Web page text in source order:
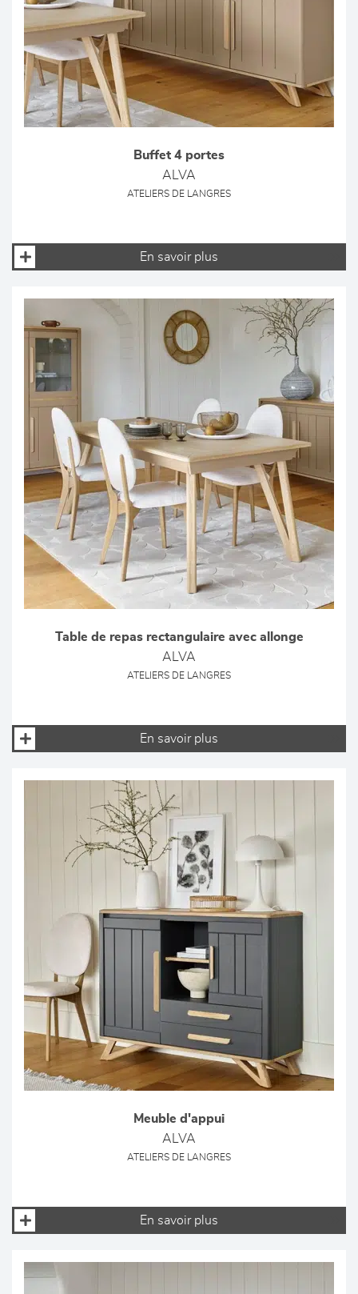
Buffet 4 portes
ALVA
ATELIERS DE LANGRES
En savoir plus
Table de repas rectangulaire avec allonge
ALVA
ATELIERS DE LANGRES
En savoir plus
Meuble d'appui
ALVA
ATELIERS DE LANGRES
En savoir plus